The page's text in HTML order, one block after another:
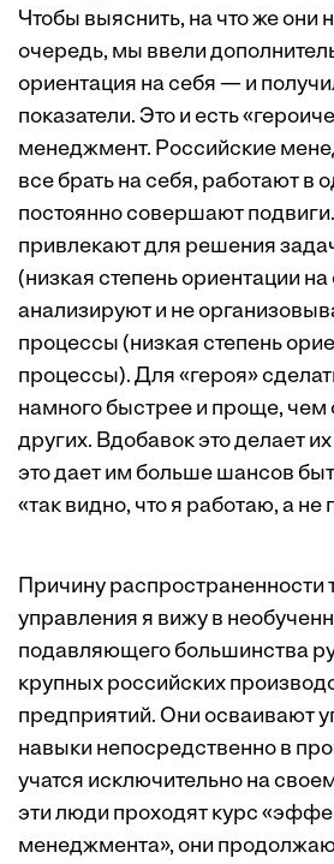
Чтобы выяснить, на что же они
очередь, мы ввели
ориентация на себя — и
показатели. Это и есть
менеджмент. Российские
все брать на себя, работают в
постоянно совершают
привлекают для решения
(низкая степень ориентации
анализируют и не
процессы (низкая степень
процессы). Для «героя»
намного быстрее и проще, чем
других. Вдобавок это делает
это дает им больше шансов
«так видно, что я работаю, а
Причину распространенности
управления я вижу в
подавляющего большинства
крупных российских
предприятий. Они осваивают
навыки непосредственно в
учатся исключительно на
эти люди проходят курс
менеджмента», они